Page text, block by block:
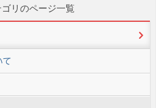
リのページ一覧
て